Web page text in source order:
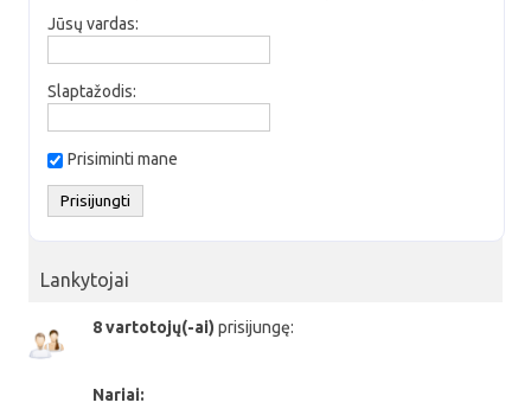
Jūsų vardas:
Slaptažodis:
Prisiminti mane
Lankytojai
8 vartotojų(-ai) prisijungę:
Nariai: